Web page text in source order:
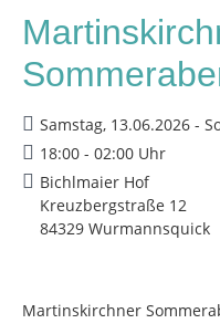
Samstag, 13.06.2026 -
18:00 - 02:00 Uhr
Bichlmaier Hof
Kreuzbergstraße 12
84329 Wurmannsquick
Martinskirchner